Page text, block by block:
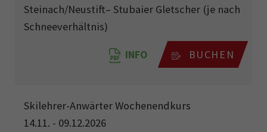
Steinach/Neustift– Stubaier Gletscher (je nach
Schneeverhältnis)
INFO BUCHEN
Skilehrer-Anwärter Wochenendkurs
14.11. - 09.12.2026